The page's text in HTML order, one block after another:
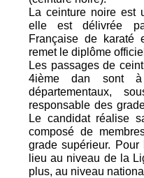
La ceinture noire est
elle est délivrée
Française de karaté
remet le diplôme
Les passages de
4ième dan sont
départementaux,
responsable des
Le candidat réalise
composé de
grade supérieur.
lieu au niveau de la
plus, au niveau